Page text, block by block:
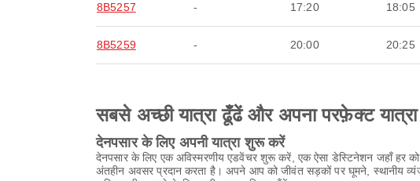
8B5257 - 17:20 18:05
8B5259 - 20:00 20:25
सबसे अच्छी यात्रा ढूँढें और अपना परफ़ेक्ट
देनपसार के लिए अपनी यात्रा शुरू करें
देनपसार के लिए एक अविस्मरणीय एडवेंचर शुरू करें, एक ऐसा डेस्टिनेशन जहाँ हर
अंतहीन अवसर प्रदान करता है। अपने आप को जीवंत सड़कों पर घूमने, स्थानीय